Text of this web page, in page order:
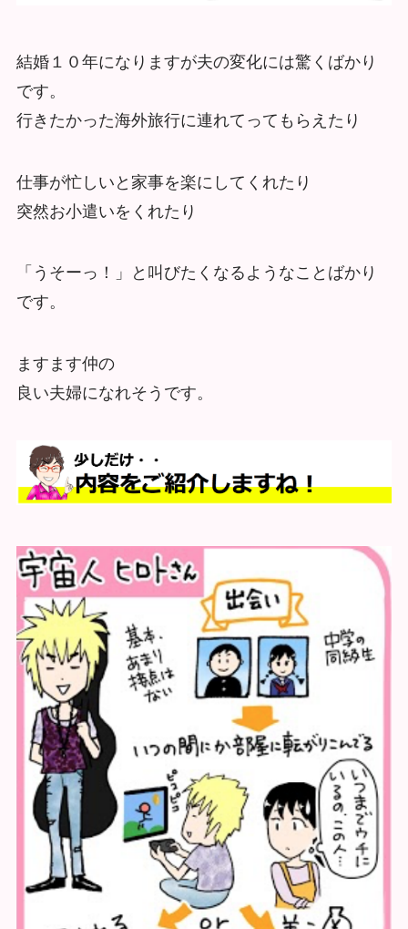
結婚１０年になりますが夫の変化には驚くばかり
です。
行きたかった海外旅行に連れてってもらえたり
仕事が忙しいと家事を楽にしてくれたり
突然お小遣いをくれたり
「うそーっ！」と叫びたくなるようなことばかり
です。
ますます仲の
良い夫婦になれそうです。